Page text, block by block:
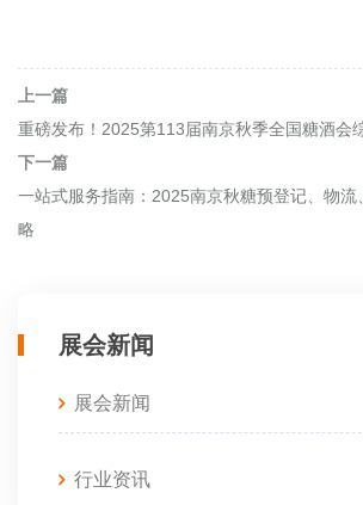
上一篇
重磅发布！2025第113届南京秋季全国糖酒会
下一篇
一站式服务指南：2025南京秋糖预登记、物流
略
展会新闻
展会新闻
行业资讯